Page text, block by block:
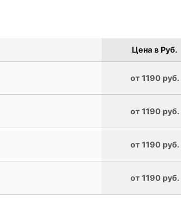
Цена в Руб.
от 1190 руб.
от 1190 руб.
от 1190 руб.
от 1190 руб.